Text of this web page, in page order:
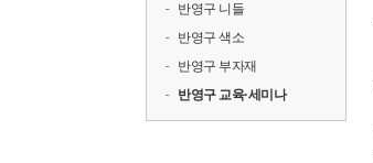
반영구 니들
반영구 색소
반영구 부자재
반영구 교육·세미나